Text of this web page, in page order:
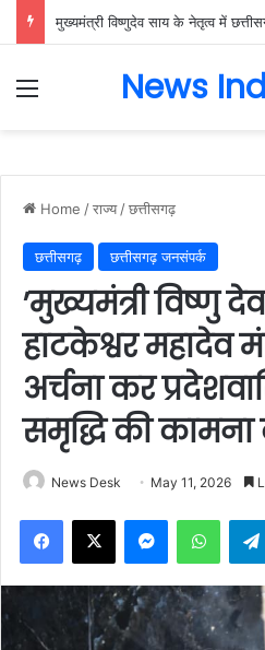
Menu News
Home /राज्य /छत्तीसगढ़
छत्तीसगढ़ छत्तीसगढ़ जनसंपर्क
’मुख्यमंत्री विष्णु
हाटकेश्वर महादेव
अर्चना कर
समृद्धि की कामना
News Desk May 11, 2026
Facebook
X Messenger